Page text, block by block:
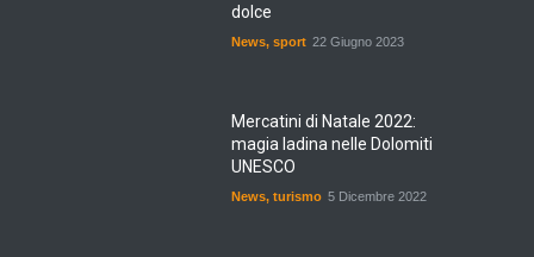
dolce
News, sport 22 Giugno 2023
Mercatini di Natale 2022:
magia ladina nelle Dolomiti
UNESCO
News, turismo 5 Dicembre 2022